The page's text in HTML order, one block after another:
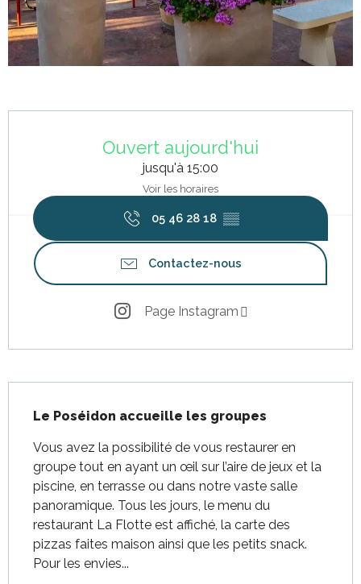
Ouvert aujourd'hui
jusqu'à 15:00
Voir les horaires
05 46 28 18 ▒▒
Contactez-nous
Page Instagram
Le Poséidon accueille les groupes
Vous avez la possibilité de vous restaurer en
groupe tout en ayant un œil sur l’aire de jeux et la
piscine, en terrasse ou dans notre vaste salle
panoramique. Tous les jours, le menu du
restaurant La Flotte est affiché, la carte des
pizzas faites maison ainsi que les petits snack.
Pour les envies...